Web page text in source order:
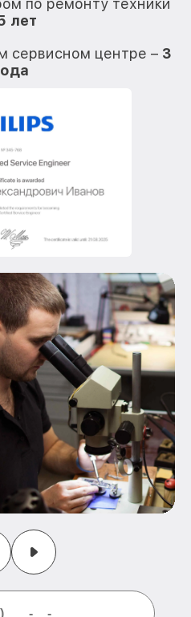
по ремонту техники
лет
сервисном центре – 3